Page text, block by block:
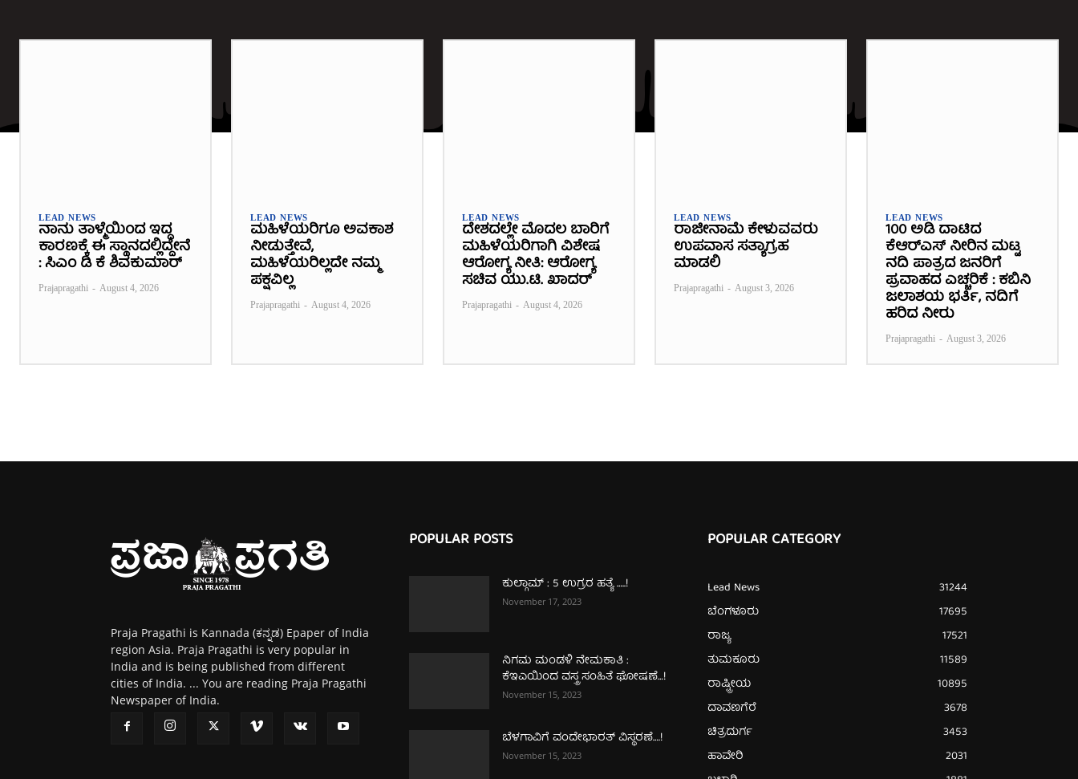
LEAD NEWS
ನಾನು ತಾಳ್ಮೆಯಿಂದ ಇದ್ದ
ಕಾರಣಕ್ಕೆ ಈ ಸ್ಥಾನದಲ್ಲಿದ್ದೇನೆ
: ಸಿಎಂ ಡಿ ಕೆ ಶಿವಕುಮಾರ್
Prajapragathi - August 4, 2026
LEAD NEWS
ಮಹಿಳೆಯರಿಗೂ ಅವಕಾಶ
ನೀಡುತ್ತೇವೆ,
ಮಹಿಳೆಯರಿಲ್ಲದೇ ನಮ್ಮ
ಪಕ್ಷವಿಲ್ಲ
Prajapragathi - August 4, 2026
LEAD NEWS
ದೇಶದಲ್ಲೇ ಮೊದಲ ಬಾರಿಗೆ
ಮಹಿಳೆಯರಿಗಾಗಿ ವಿಶೇಷ
ಆರೋಗ್ಯ ನೀತಿ: ಆರೋಗ್ಯ
ಸಚಿವ ಯು.ಟಿ. ಖಾದರ್
Prajapragathi - August 4, 2026
LEAD NEWS
ರಾಜೀನಾಮೆ ಕೇಳುವವರು
ಉಪವಾಸ ಸತ್ಯಾಗ್ರಹ
ಮಾಡಲಿ
Prajapragathi - August 3, 2026
LEAD NEWS
100 ಅಡಿ ದಾಟಿದ
ಕೆಆರ್‌ಎಸ್ ನೀರಿನ ಮಟ್ಟ
ನದಿ ಪಾತ್ರದ ಜನರಿಗೆ
ಪ್ರವಾಹದ ಎಚ್ಚರಿಕೆ : ಕಬಿನಿ
ಜಲಾಶಯ ಭರ್ತಿ, ನದಿಗೆ
ಹರಿದ ನೀರು
Prajapragathi - August 3, 2026
Praja Pragathi is Kannada (ಕನ್ನಡ) Epaper of India
region Asia. Praja Pragathi is very popular in
India and is being published from different
cities of India. ... You are reading Praja Pragathi
Newspaper of India.
POPULAR POSTS
ಕುಲ್ಗಾಮ್‌ : 5 ಉಗ್ರರ ಹತ್ಯೆ …..!
November 17, 2023
ನಿಗಮ ಮಂಡಳಿ ನೇಮಕಾತಿ :
ಕೆಇಎಯಿಂದ ವಸ್ತ್ರ ಸಂಹಿತೆ ಘೋಷಣೆ…!
November 15, 2023
ಬೆಳಗಾವಿಗೆ ವಂದೇಭಾರತ್‌ ವಿಸ್ಥರಣೆ….!
November 15, 2023
POPULAR CATEGORY
Lead News
31244
ಬೆಂಗಳೂರು
17695
ರಾಜ್ಯ
17521
ತುಮಕೂರು
11589
ರಾಷ್ಟ್ರೀಯ
10895
ದಾವಣಗೆರೆ
3678
ಚಿತ್ರದುರ್ಗ
3453
ಹಾವೇರಿ
2031